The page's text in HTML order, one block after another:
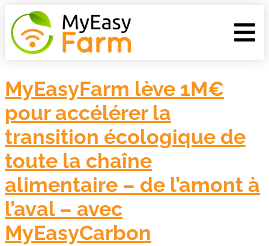
MyEasyFarm lève 1M€
pour accélérer la
transition écologique de
toute la chaîne
alimentaire – de l’amont à
l’aval – avec
MyEasyCarbon